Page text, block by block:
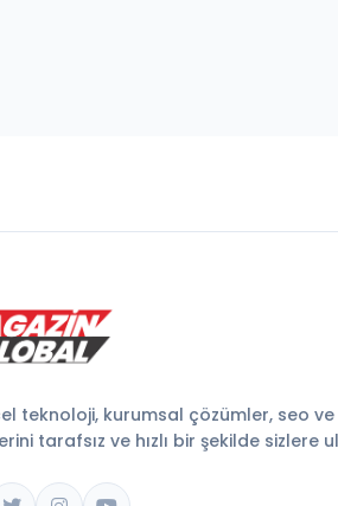
teknoloji, kurumsal çözümler, seo
tarafsız ve hızlı bir şekilde sizlere